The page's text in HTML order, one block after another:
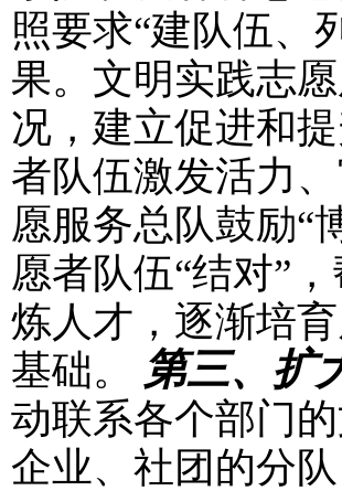
照要求“建队伍、
果。文明实践志
况，建立促进和
者队伍激发活力
愿服务总队鼓励“
愿者队伍“结对”
炼人才，逐渐培
基础。
第三、扩
动联系各个部门
企业、社团的分